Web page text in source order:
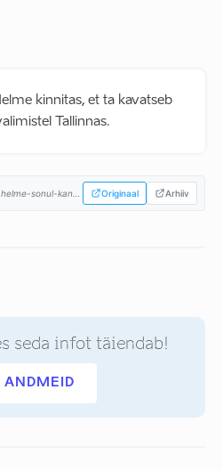
kinnitas, et ta kavatseb
Tallinnas.
Originaal Arhiiv
seda infot täiendab!
ANDMEID